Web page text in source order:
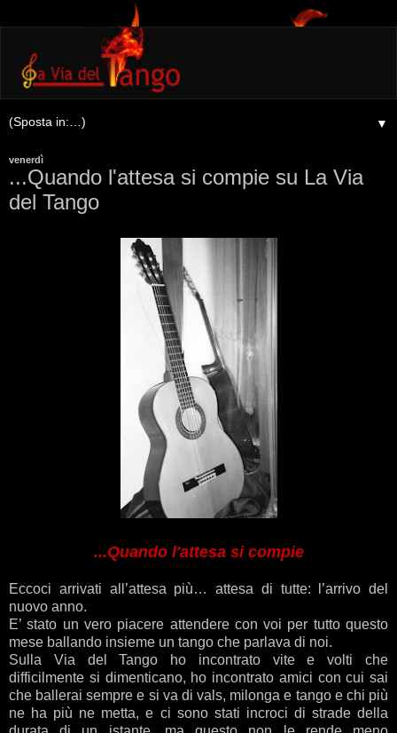
▼
venerdì
...Quando l'attesa si compie su La Via
del Tango
...Quando l'attesa si compie
Eccoci arrivati all’attesa più… attesa di tutte: l’arrivo del
nuovo anno.
E’ stato un vero piacere attendere con voi per tutto questo
mese ballando insieme un tango che parlava di noi.
Sulla Via del Tango ho incontrato vite e volti che
difficilmente si dimenticano, ho incontrato amici con cui sai
che ballerai sempre e si va di vals, milonga e tango e chi più
ne ha più ne metta, e ci sono stati incroci di strade della